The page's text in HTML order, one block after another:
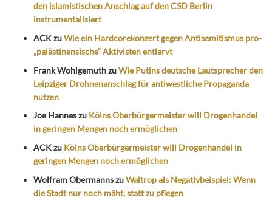
den islamistischen Anschlag auf den CSD Berlin
instrumentalisiert
ACKzuWie ein Hardcorekonzert gegen Antisemitismus pro-
„palästinensische“ Aktivisten entlarvt
Frank WohlgemuthzuWie Putins deutsche Lautsprecher den
Leipziger Drohnenanschlag für antiwestliche Propaganda
nutzen
Joe Hanneszu Kölns Oberbürgermeister will Drogenhandel
in geringen Mengen noch ermöglichen
ACKzu Kölns Oberbürgermeister will Drogenhandel in
geringen Mengen noch ermöglichen
Wolfram ObermannszuWaltrop als Negativbeispiel: Wenn
die Stadt nur noch mäht, statt zu pflegen